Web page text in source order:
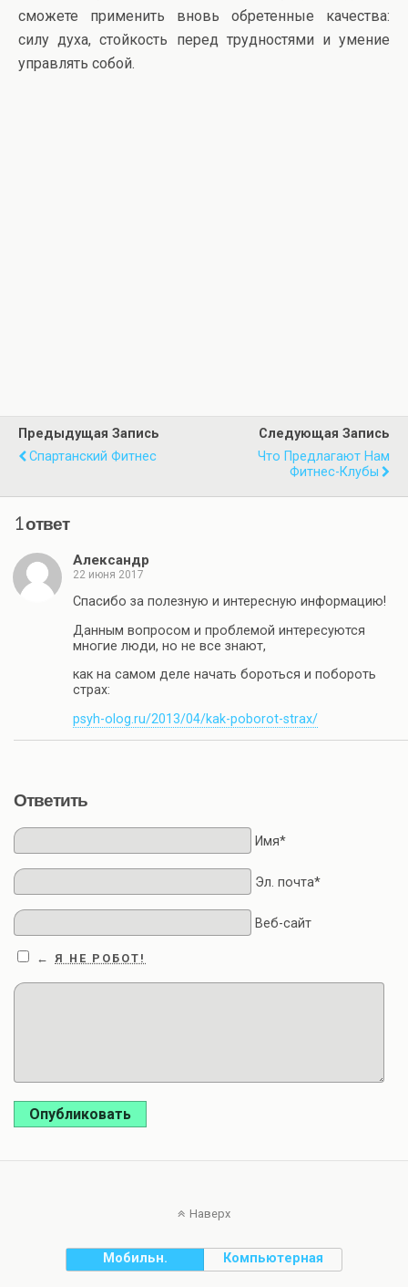
сможете применить вновь обретенные качества:
силу духа, стойкость перед трудностями и умение
управлять собой.
Предыдущая Запись
Спартанский Фитнес
Следующая Запись
Что Предлагают Нам
Фитнес-Клубы
1 ответ
Александр
22 июня 2017
Спасибо за полезную и интересную информацию!
Данным вопросом и проблемой интересуются
многие люди, но не все знают,
как на самом деле начать бороться и побороть
страх:
psyh-olog.ru/2013/04/kak-poborot-strax/
Ответить
Имя*
Эл. почта*
Веб-сайт
← Я НЕ РОБОТ!
Опубликовать
Наверх
Мобильн. Компьютерная